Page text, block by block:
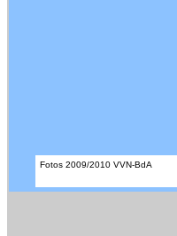
Fotos 2009/2010 VVN-BdA